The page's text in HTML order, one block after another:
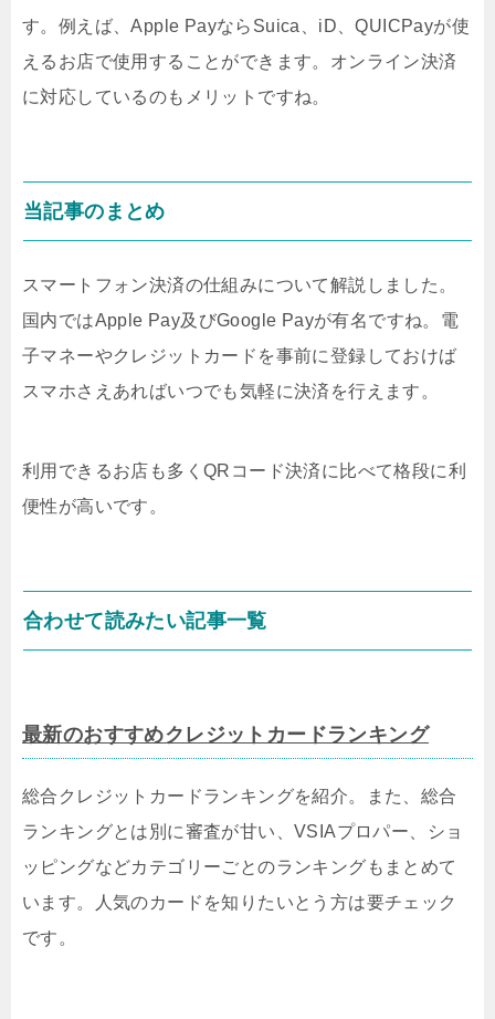
す。例えば、Apple PayならSuica、iD、QUICPayが使
えるお店で使用することができます。オンライン決済
に対応しているのもメリットですね。
当記事のまとめ
スマートフォン決済の仕組みについて解説しました。
国内ではApple Pay及びGoogle Payが有名ですね。電
子マネーやクレジットカードを事前に登録しておけば
スマホさえあればいつでも気軽に決済を行えます。
利用できるお店も多くQRコード決済に比べて格段に利
便性が高いです。
合わせて読みたい記事一覧
最新のおすすめクレジットカードランキング
総合クレジットカードランキングを紹介。また、総合
ランキングとは別に審査が甘い、VSIAプロパー、ショ
ッピングなどカテゴリーごとのランキングもまとめて
います。人気のカードを知りたいとう方は要チェック
です。